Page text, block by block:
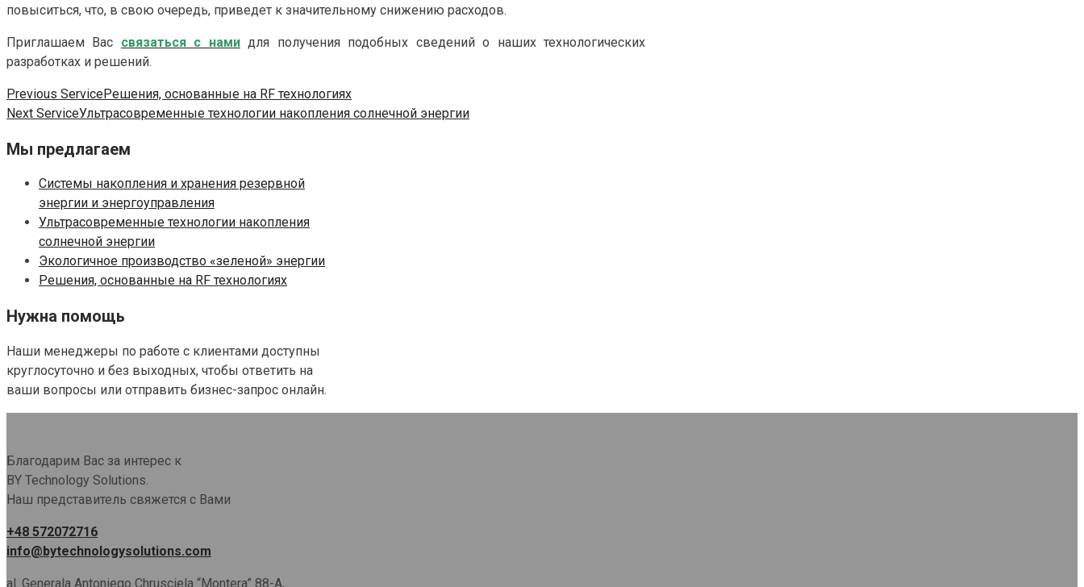
повыситься, что, в свою очередь, приведет к значительному снижению расходов.
Приглашаем Вас связаться с намидля получения подобных сведений о наших технологических
разработках и решений.
Навигация
записям
Previous ServiceРешения, основанные на RF технологиях
Next ServiceУльтрасовременные технологии накопления солнечной энергии
Мы предлагаем
Системы накопления и хранения резервной
энергии и энергоуправления
Ультрасовременные технологии накопления
солнечной энергии
Экологичное производство «зеленой» энергии
Решения, основанные на RF технологиях
Нужна помощь
Наши менеджеры по работе с клиентами доступны
круглосуточно и без выходных, чтобы ответить на
ваши вопросы или отправить бизнес-запрос онлайн.
Благодарим Вас за интерес к
BY Technology Solutions.
Наш представитель свяжется с Вами
+48 572072716
info@bytechnologysolutions.com
al. Generala Antoniego Chrusciela “Montera” 88-A,